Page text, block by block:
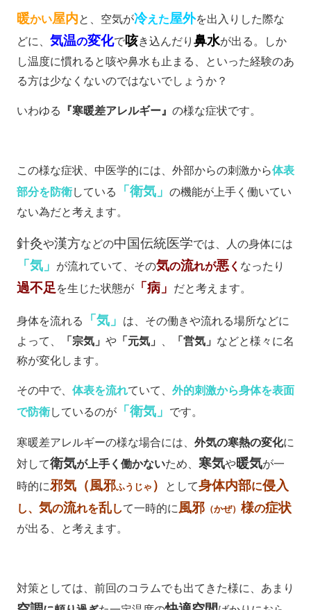
暖かい屋内と、空気が冷えた屋外を出入りした際な
どに、 気温の変化で咳き込んだり 鼻水が出る。しか
し温度に慣れると咳や鼻水も止まる、といった経験のあ
る方は少なくないのではないでしょうか？
いわゆる 『寒暖差アレルギー』 の様な症状です。
この様な症状、中医学的には、外部からの刺激から体表
部分を防衛している 「衛気」 の機能が上手く働いてい
ない為だと考えます。
針灸や漢方などの中国伝統医学では、人の身体には
「気」 が流れていて、その気の流れが悪く なったり
過不足 を生じた状態が「病」 だと考えます。
身体を流れる 「気」
は、その働きや流れる場所などに
よって、
「宗気」 や「元気」 「営気」 などと様々に名
称が変化します。
その中で、 体表を流れていて、 外的刺激から身体を表面
で防衛しているのが「衛気」 です。
寒暖差アレルギーの様な場合には、 外気の寒熱の変化に
対して衛気が上手く働かないため、 寒気や暖気が一
時的に邪気（風邪ふうじゃ ） として身体内部に侵入
し、 気の流れを乱して一時的に 風邪（かぜ） 様の症状
が出る、と考えます。
対策としては、前回のコラムでも出てきた様に、あまり